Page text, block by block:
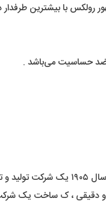
با بیشترین طرفدار
ضد حساسیت می‌باشد .
دقیقی ، ک ساخت یک